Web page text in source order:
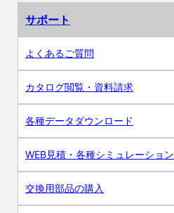
サポート
よくあるご質問
カタログ閲覧・資料請求
各種データダウンロード
WEB見積・各種シミュレーション
交換用部品の購入